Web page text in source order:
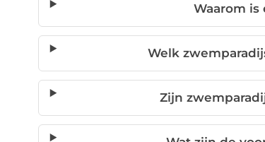
Waarom
Welk
Zijn